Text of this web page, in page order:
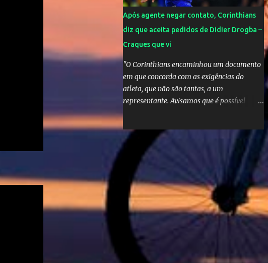
Após agente negar contato, Corinthians
diz que aceita pedidos de Didier Drogba –
Craques que vi
"O Corinthians encaminhou um documento
em que concorda com as exigências do
atleta, que não são tantas, a um
representante. Avisamos que é possível
brasileiro", declarou o diretor de futebol
Flávio Adauto em entrevista coletiva neste
sábado. O que chama atenção é que
também neste sábado o empresário do
marfinense disse que nunca houve
negociação com o clube paulista. "Nós
jamais estivemos em contato com o
Corinthians. Temos que acabar com todos
os rumores" , disse Tcherno Seydi, ao jornal
francês L'Équipe. Inicialmente, Adauto era
contrário à aposta em Drogba, reforço